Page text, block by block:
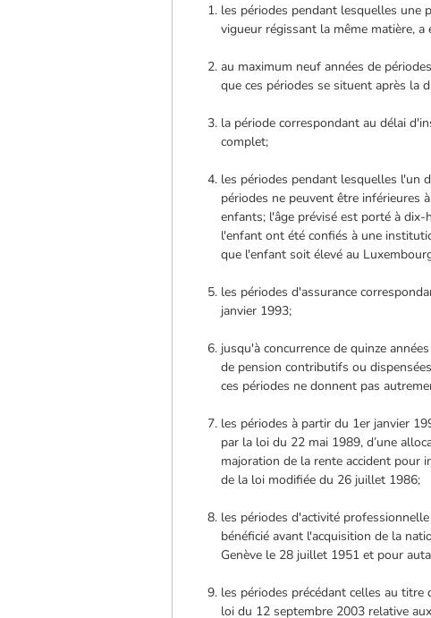
les périodes pendant lesquelles une
vigueur régissant la même matière, a
au maximum neuf années de
que ces périodes se situent après la
la période correspondant au délai
complet;
les périodes pendant lesquelles l'un
périodes ne peuvent être inférieures
enfants; l'âge prévisé est porté à
l'enfant ont été confiés à une
que l'enfant soit élevé au
les périodes d'assurance
janvier 1993;
jusqu'à concurrence de quinze
de pension contributifs ou
ces périodes ne donnent pas
les périodes à partir du 1er janvier
par la loi du 22 mai 1989, d’une
majoration de la rente accident pour
de la loi modifiée du 26 juillet 1986;
les périodes d'activité
bénéficié avant l'acquisition de la
Genève le 28 juillet 1951 et pour
les périodes précédant celles au titre
loi du 12 septembre 2003 relative